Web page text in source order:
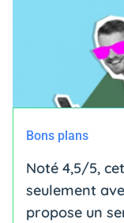
Bons plans
Noté 4,5/5,
seulement
propose un